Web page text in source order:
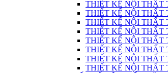
THIẾT KẾ NỘI THẤT
THIẾT KẾ NỘI THẤT
THIẾT KẾ NỘI THẤT
THIẾT KẾ NỘI THẤT
THIẾT KẾ NỘI THẤT
THIẾT KẾ NỘI THẤT
THIẾT KẾ NỘI THẤT
THIẾT KẾ NỘI THẤT